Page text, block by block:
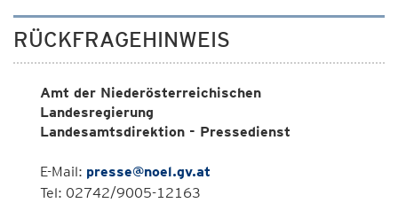
RÜCKFRAGEHINWEIS
Amt der Niederösterreichischen
Landesregierung
Landesamtsdirektion - Pressedienst
E-Mail: presse@noel.gv.at
Tel: 02742/9005-12163